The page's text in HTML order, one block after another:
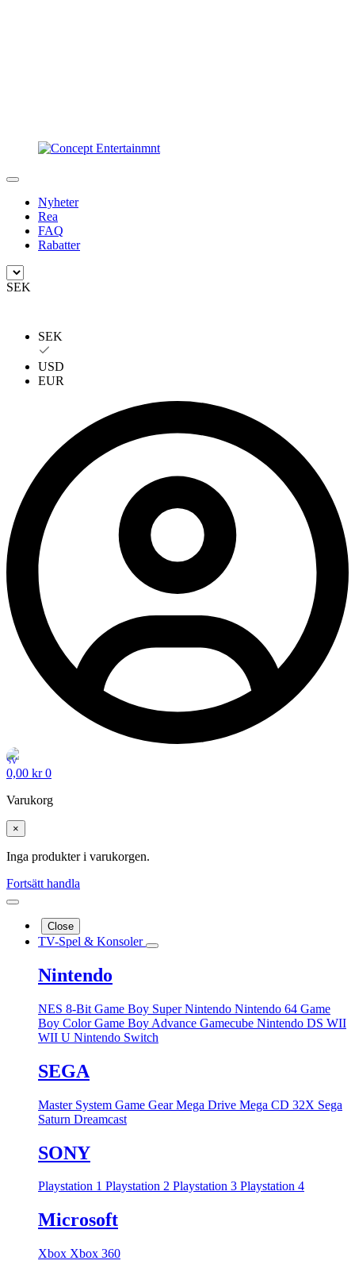
Nyheter
Rea
FAQ
Rabatter
SEK
SEK
USD
EUR
0,00 kr 0
Varukorg
×
Inga produkter i varukorgen.
Fortsätt handla
Close
TV-Spel & Konsoler
Nintendo
NES 8-Bit Game Boy Super Nintendo Nintendo 64 Game
Boy ColorGame Boy Advance Gamecube Nintendo DS WII
WII U Nintendo Switch
SEGA
Master System Game GearMega Drive Mega CD 32X Sega
Saturn Dreamcast
SONY
Playstation 1 Playstation 2 Playstation 3 Playstation 4
Microsoft
Xbox Xbox 360